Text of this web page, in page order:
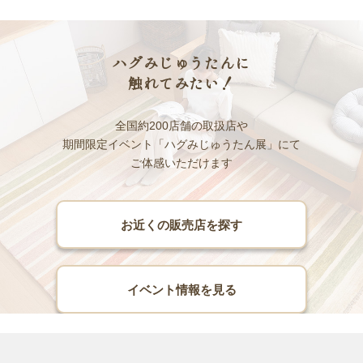
ハグみじゅうたんに
触れてみたい！
全国約200店舗の取扱店や
期間限定イベント「ハグみじゅうたん展」にて
ご体感いただけます
お近くの販売店を探す
イベント情報を見る